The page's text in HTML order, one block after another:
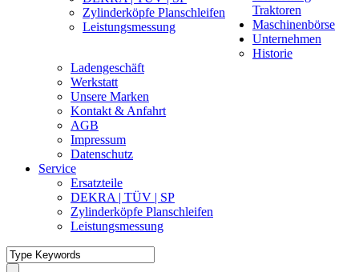
Zylinderköpfe Planschleifen
Leistungsmessung
Traktoren
Maschinenbörse
Unternehmen
Historie
Ladengeschäft
Werkstatt
Unsere Marken
Kontakt & Anfahrt
AGB
Impressum
Datenschutz
Service
Ersatzteile
DEKRA | TÜV | SP
Zylinderköpfe Planschleifen
Leistungsmessung